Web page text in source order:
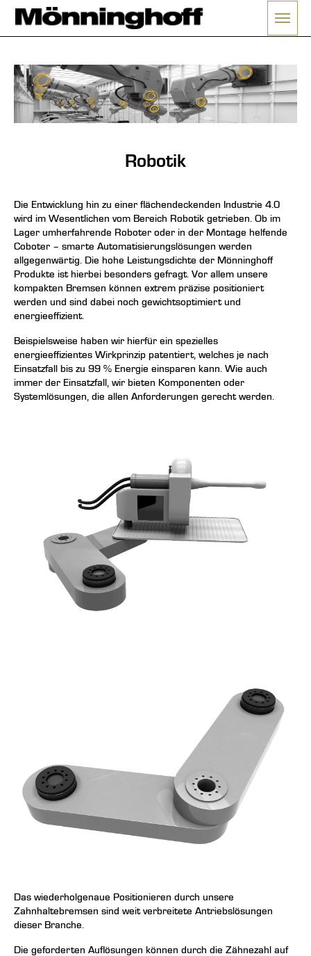
Menü
Robotik
Die Entwicklung hin zu einer flächendeckenden Industrie 4.0
wird im Wesentlichen vom Bereich Robotik getrieben. Ob im
Lager umherfahrende Roboter oder in der Montage helfende
Coboter – smarte Automatisierungslösungen werden
allgegenwärtig. Die hohe Leistungsdichte der Mönninghoff
Produkte ist hierbei besonders gefragt. Vor allem unsere
kompakten Bremsen können extrem präzise positioniert
werden und sind dabei noch gewichtsoptimiert und
energieeffizient.
Beispielsweise haben wir hierfür ein spezielles
energieeffizientes Wirkprinzip patentiert, welches je nach
Einsatzfall bis zu 99 % Energie einsparen kann. Wie auch
immer der Einsatzfall, wir bieten Komponenten oder
Systemlösungen, die allen Anforderungen gerecht werden.
Das wiederholgenaue Positionieren durch unsere
Zahnhaltebremsen sind weit verbreitete Antriebslösungen
dieser Branche.
Die geforderten Auflösungen können durch die Zähnezahl auf